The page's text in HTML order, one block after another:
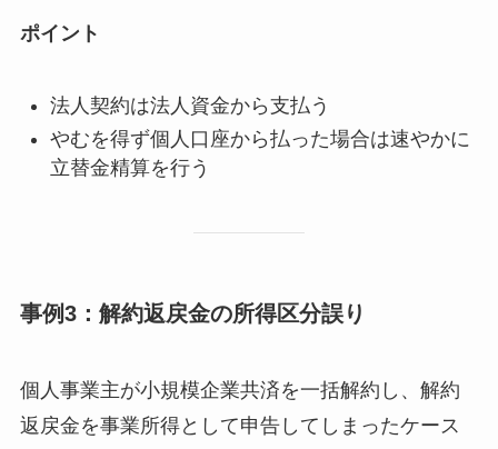
ポイント
法人契約は法人資金から支払う
やむを得ず個人口座から払った場合は速やかに
立替金精算を行う
事例3：解約返戻金の所得区分誤り
個人事業主が小規模企業共済を一括解約し、解約
返戻金を事業所得として申告してしまったケース